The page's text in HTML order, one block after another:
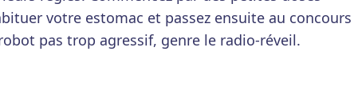
votre estomac et passez ensuite au concours
pas trop agressif, genre le radio-réveil.